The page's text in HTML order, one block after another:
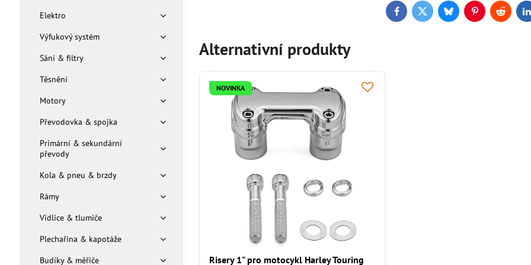
FacebookTwitterBlueskyPinterestReddit
Alternativní produkty
NOVINKA
Risery 1" pro motocykl Harley Touring
Elektro
Výfukový systém
Sání & filtry
Těsnění
Motory
Převodovka & spojka
Primární & sekundární
převody
Kola & pneu & brzdy
Rámy
Vidlice & tlumiče
Plechařina & kapotáže
Budíky & měřiče